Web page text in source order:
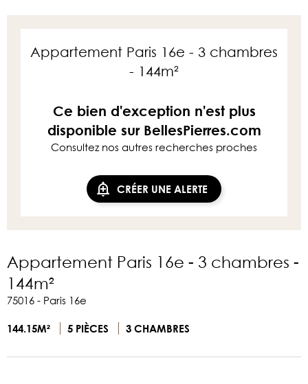
Appartement Paris 16e - 3 chambres
- 144m²
Ce bien d'exception n'est plus
disponible sur BellesPierres.com
Consultez nos autres recherches proches
CRÉER UNE ALERTE
Appartement Paris 16e - 3 chambres -
144m²
75016 - Paris 16e
144.15M² 5 PIÈCES 3 CHAMBRES